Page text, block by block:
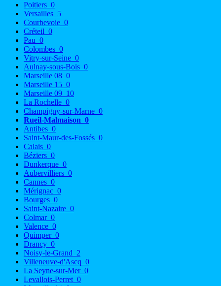
Poitiers 0
Versailles 5
Courbevoie 0
Créteil 0
Pau 0
Colombes 0
Vitry-sur-Seine 0
Aulnay-sous-Bois 0
Marseille 08 0
Marseille 15 0
Marseille 09 10
La Rochelle 0
Champigny-sur-Marne 0
Rueil-Malmaison 0
Antibes 0
Saint-Maur-des-Fossés 0
Calais 0
Béziers 0
Dunkerque 0
Aubervilliers 0
Cannes 0
Mérignac 0
Bourges 0
Saint-Nazaire 0
Colmar 0
Valence 0
Quimper 0
Drancy 0
Noisy-le-Grand 2
Villeneuve-d'Ascq 0
La Seyne-sur-Mer 0
Levallois-Perret 0